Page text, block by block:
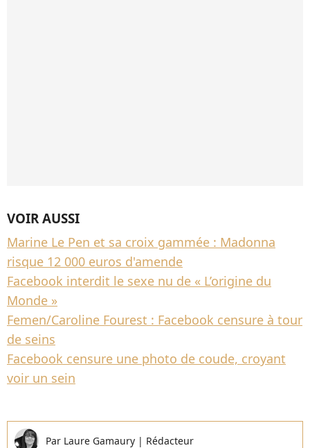
VOIR AUSSI
Marine Le Pen et sa croix gammée : Madonna
risque 12 000 euros d'amende
Facebook interdit le sexe nu de « L’origine du
Monde »
Femen/Caroline Fourest : Facebook censure à tour
de seins
Facebook censure une photo de coude, croyant
voir un sein
Par Laure Gamaury | Rédacteur